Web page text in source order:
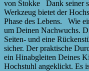
von Stokke Dank seiner
Werkzeug bietet der
Phase des Lebens. Wie
um Deinen Nachwuchs.
Seiten- und eine
sicher. Der praktische
ein Hinabgleiten Deines
Hochstuhl angeklickt. Es